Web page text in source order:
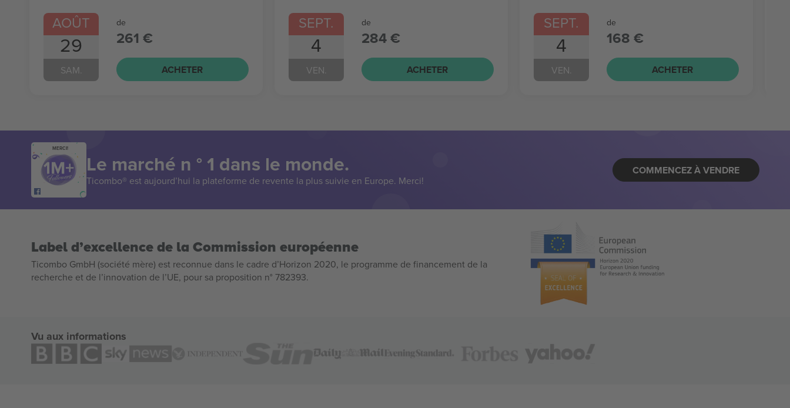
AOÛT
29
SAM.
de
261 €
ACHETER
SEPT.
4
VEN.
de
284 €
ACHETER
SEPT.
4
VEN.
de
168 €
ACHETER
MERCI!
Le marché n ° 1 dans le monde.
Ticombo® est aujourd’hui la plateforme de revente la plus suivie en Europe. Merci!
COMMENCEZ À VENDRE
Label d’excellence de la Commission européenne
Ticombo GmbH (société mère) est reconnue dans le cadre d’Horizon 2020, le programme de financement de la
recherche et de l’innovation de l’UE, pour sa proposition n° 782393.
Vu aux informations